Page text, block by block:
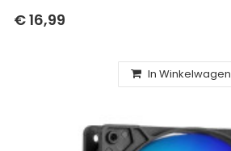
€ 16,99
In Winkelwagen